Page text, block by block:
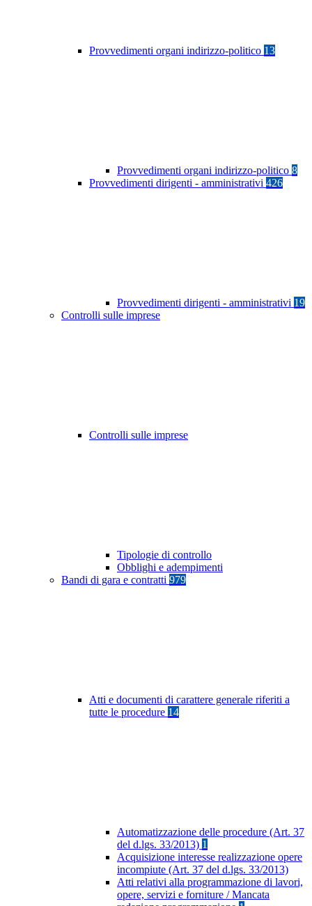
Provvedimenti organi indirizzo-politico 13
Provvedimenti organi indirizzo-politico 8
Provvedimenti dirigenti - amministrativi 426
Provvedimenti dirigenti - amministrativi 19
Controlli sulle imprese
Controlli sulle imprese
Tipologie di controllo
Obblighi e adempimenti
Bandi di gara e contratti 979
Atti e documenti di carattere generale riferiti a
tutte le procedure 14
Automatizzazione delle procedure (Art. 37
del d.lgs. 33/2013) 1
Acquisizione interesse realizzazione opere
incompiute (Art. 37 del d.lgs. 33/2013)
Atti relativi alla programmazione di lavori,
opere, servizi e forniture / Mancata